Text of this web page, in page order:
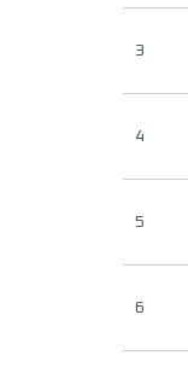
3
4
5
6